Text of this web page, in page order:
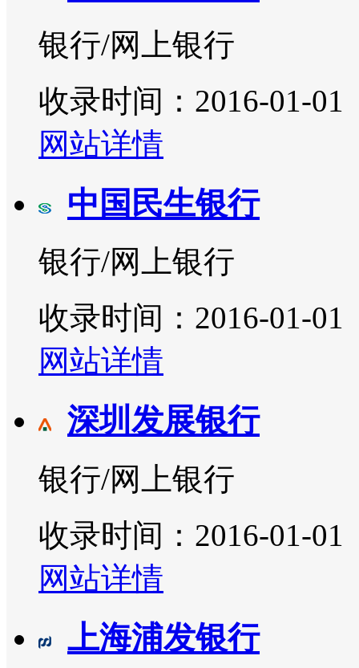
银行/网上银行
收录时间：2016-01-01
网站详情
中国民生银行
银行/网上银行
收录时间：2016-01-01
网站详情
深圳发展银行
银行/网上银行
收录时间：2016-01-01
网站详情
上海浦发银行